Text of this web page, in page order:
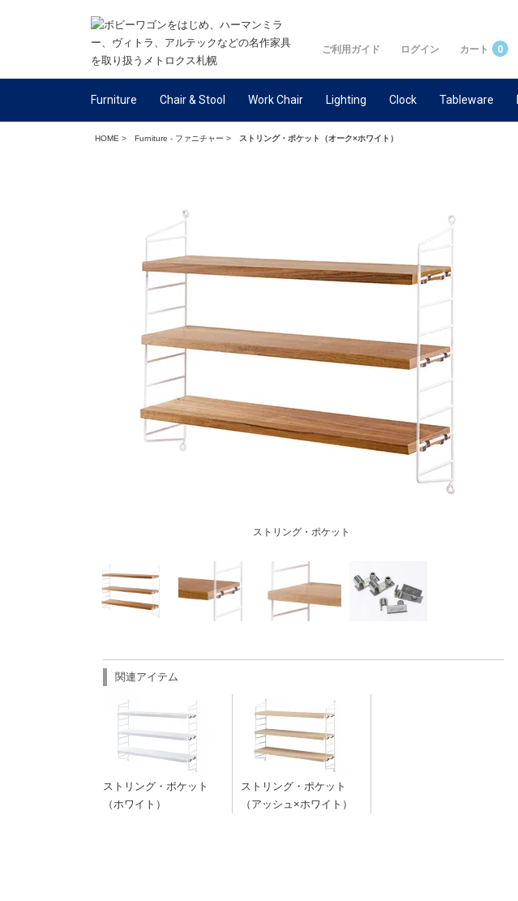
ご利用ガイド ログイン カート 0
Furniture Chair & Stool Work Chair Lighting Clock Tableware
HOME > Furniture - ファニチャー > ストリング・ポケット（オーク×ホワイト）
ストリング・ポケット
関連アイテム
ストリング・ポケット
（ホワイト）
ストリング・ポケット
（アッシュ×ホワイト）